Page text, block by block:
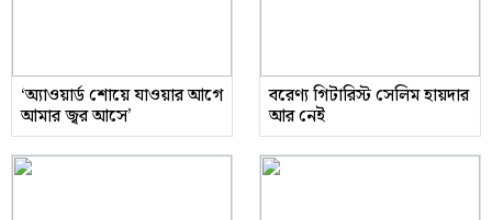
‘অ্যাওয়ার্ড শোয়ে যাওয়ার আগে
আমার জ্বর আসে’
বরেণ্য গিটারিস্ট সেলিম হায়দার
আর নেই